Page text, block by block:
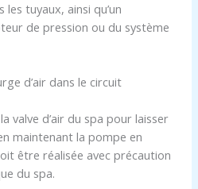
tuyaux, ainsi qu’un
de pression ou du système
d’air dans le circuit
valve d’air du spa pour laisser
maintenant la pompe en
être réalisée avec précaution
du spa.